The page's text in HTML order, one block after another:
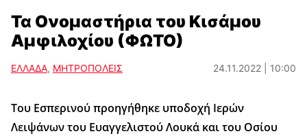
Τα Ονομαστήρια του Κισάμου
Αμφιλοχίου (ΦΩΤΟ)
ΕΛΛΑΔΑ, ΜΗΤΡΟΠΟΛΕΙΣ 24.11.2022 | 10:00
Του Εσπερινού προηγήθηκε υποδοχή Ιερών
Λειψάνων του Ευαγγελιστού Λουκά και του Οσίου